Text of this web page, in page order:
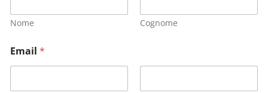
Nome Cognome
Email *